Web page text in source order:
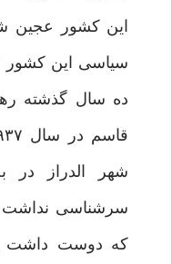
این کشور عجین
سیاسی این کشور
ده سال گذشته
شهر الدراز در
سرشناسی نداشت
که دوست داشت